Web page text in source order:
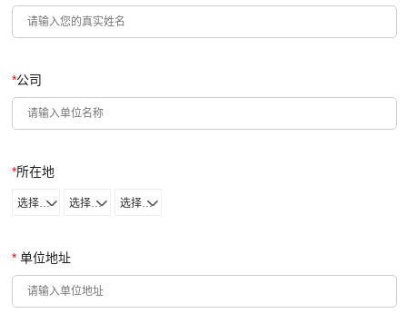
*公司
*所在地
选择省份 选择城市 选择区域
* 单位地址